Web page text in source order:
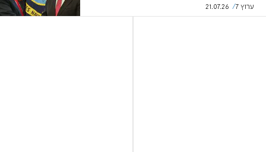
ערוץ 7 21.07.26